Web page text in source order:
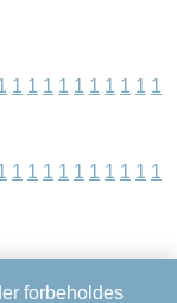
1 1 1 1 1 1 1 1 1 1
1 1 1 1 1 1 1 1 1 1
forbeholdes